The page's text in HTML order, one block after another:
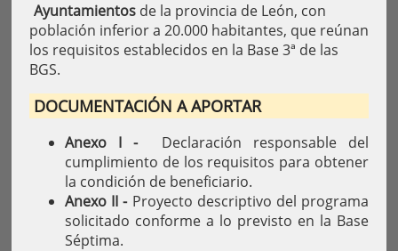
Ayuntamientos de la provincia de León, con
población inferior a 20.000 habitantes, que reúnan
los requisitos establecidos en la Base 3ª de las
BGS.
DOCUMENTACIÓN A APORTAR
Anexo I - Declaración responsable del
cumplimiento de los requisitos para obtener
la condición de beneficiario.
Anexo II - Proyecto descriptivo del programa
solicitado conforme a lo previsto en la Base
Séptima.